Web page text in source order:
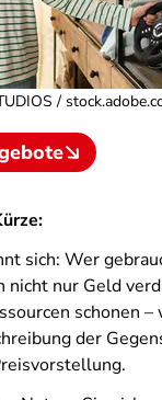
/
sich: Wer
nicht nur Geld
schonen
der